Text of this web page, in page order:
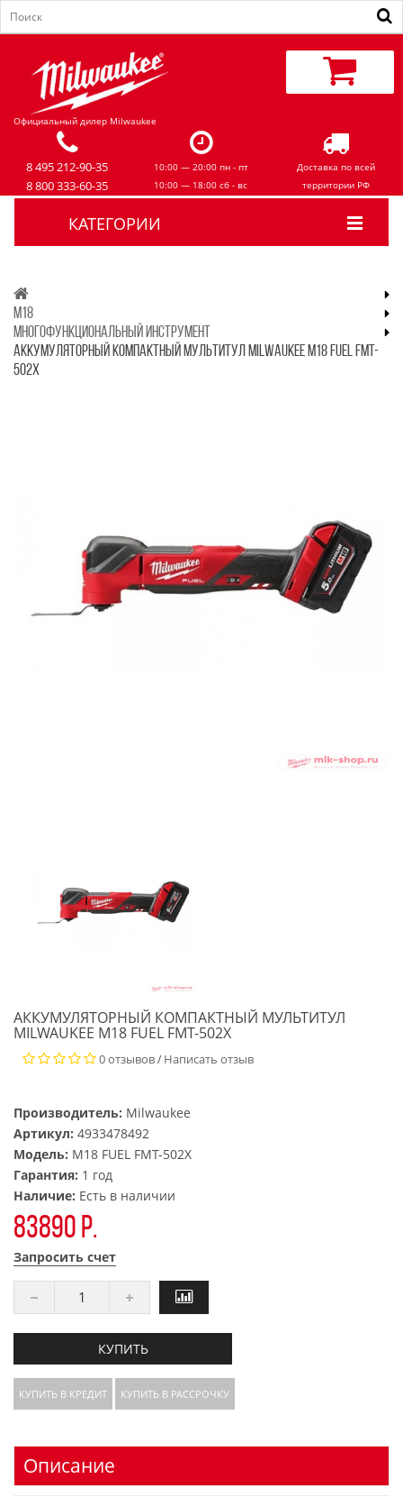
Официальный дилер Milwaukee
8 495 212-90-35
8 800 333-60-35
10:00 — 20:00 пн - пт
10:00 — 18:00 сб - вс
Доставка по всей
территории РФ
КАТЕГОРИИ
M18
МНОГОФУНКЦИОНАЛЬНЫЙ ИНСТРУМЕНТ
АККУМУЛЯТОРНЫЙ КОМПАКТНЫЙ МУЛЬТИТУЛ MILWAUKEE M18 FUEL FMT-
502X
АККУМУЛЯТОРНЫЙ КОМПАКТНЫЙ МУЛЬТИТУЛ
MILWAUKEE M18 FUEL FMT-502X
0 отзывов/ Написать отзыв
Производитель: Milwaukee
Артикул: 4933478492
Модель: M18 FUEL FMT-502X
Гарантия: 1 год
Наличие: Есть в наличии
83890 р.
Запросить счет
КУПИТЬ
КУПИТЬ В КРЕДИТ КУПИТЬ В РАССРОЧКУ
Описание